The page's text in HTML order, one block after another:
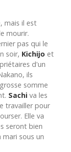
mais il est
mourir.
pas qui le
soir, Kichijo et
d'un
ils
somme
Sachi va les
travailler pour
Elle va
seront bien
sous un